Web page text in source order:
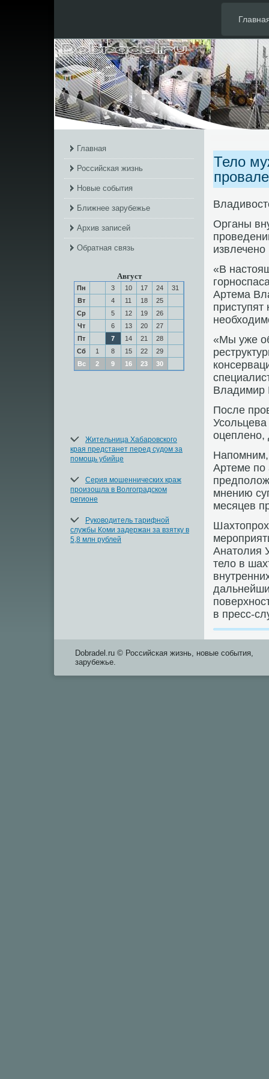
Главная
Российская жизнь
Новые события
Ближнее зарубежье
Архив записей
Обратная связь
Август
Пн 3 10 17 24
31
Вт
4 11 18
25
Ср
5 12 19
26
Чт
6 13 20
27
Пт
7 14 21
28
Сб
1 8 15 22
29
Вс
2 9 16 23 30
Жительница Хабаровского
края предстанет перед судом за
помощь убийце
Серия мошеннических краж
произошла в Волгоградском
регионе
Руководитель тарифной
службы Коми задержан за взятку в
5,8 млн рублей
Тело
Органы
извлечено
«В
Артема
приступят
«Мы уже
Владимир
После
оцеплено,
Напомним,
Артеме по
мнению
месяцев
Анатοлия
телο в
в пресс-
Dobradel.ru © Российская жизнь, новые события,
зарубежье.